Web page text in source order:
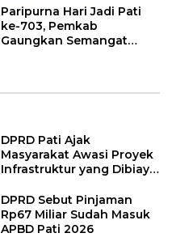
Paripurna Hari Jadi Pati
ke-703, Pemkab
Gaungkan Semangat
DPRD Pati Ajak
Masyarakat Awasi Proyek
Infrastruktur yang Dibiayai
DPRD Sebut Pinjaman
Rp67 Miliar Sudah Masuk
APBD Pati 2026